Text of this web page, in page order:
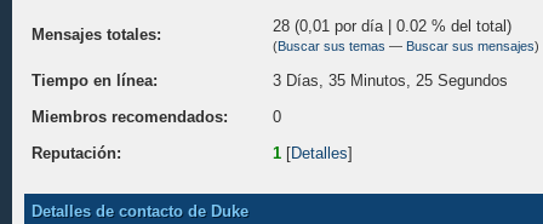
Mensajes totales: 28 (0,01 por día | 0.02 % del total)
(Buscar sus temas — Buscar sus mensajes)
Tiempo en línea:
3 Días, 35 Minutos, 25 Segundos
Miembros recomendados:
0
Reputación:
1 [Detalles]
Detalles de contacto de Duke